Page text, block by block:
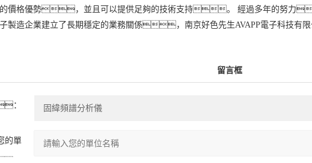
的價格優勢，並且可以提供足夠的技術支持。 經過多年的努力
製造企業建立了長期穩定的業務關係，南京好色先生AVAPP電子科技有
留言框
：
的單